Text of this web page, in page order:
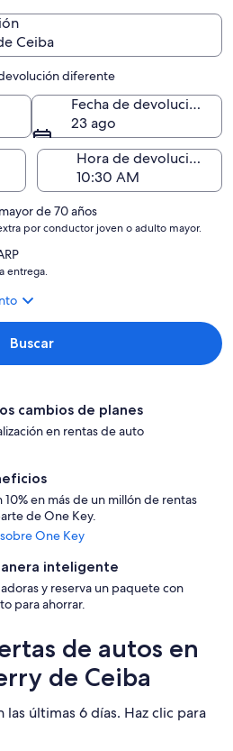
Ceiba
diferente
Fecha de devolución
23 ago
Hora de devolución
de 70 años
por conductor joven o adulto mayor.
entrega.
Buscar
cambios de planes
en rentas de auto
en más de un millón de rentas
de One Key.
One Key
inteligente
y reserva un paquete con
para ahorrar.
de autos en
de Ceiba
últimas 6 días. Haz clic para